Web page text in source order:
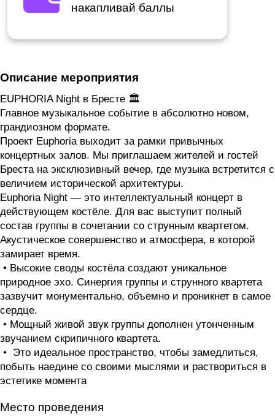
накапливай баллы
Описание мероприятия
EUPHORIA Night в Бресте 🏛️
Главное музыкальное событие в абсолютно новом,
грандиозном формате.
Проект Euphoria выходит за рамки привычных
концертных залов. Мы приглашаем жителей и гостей
Бреста на эксклюзивный вечер, где музыка встретится с
величием исторической архитектуры.
Euphoria Night — это интеллектуальный концерт в
действующем костёле. Для вас выступит полный
состав группы в сочетании со струнным квартетом.
Акустическое совершенство и атмосфера, в которой
замирает время.
• Высокие своды костёла создают уникальное
природное эхо. Синергия группы и струнного квартета
зазвучит монументально, объемно и проникнет в самое
сердце.
• Мощный живой звук группы дополнен утонченным
звучанием скрипичного квартета.
• Это идеальное пространство, чтобы замедлиться,
побыть наедине со своими мыслями и раствориться в
эстетике момента
Место проведения